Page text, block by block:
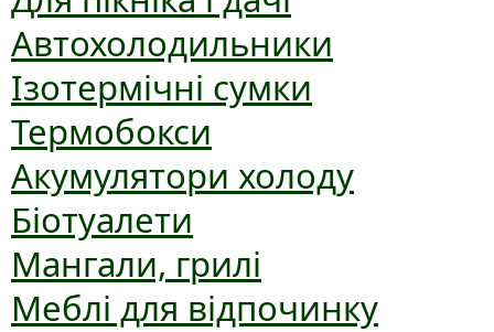
Автохолодильники
Ізотермічні сумки
Термобокси
Акумулятори холоду
Біотуалети
Мангали, грилі
Меблі для відпочинку